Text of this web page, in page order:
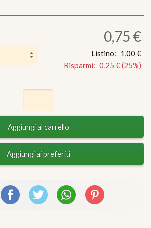
0,75 €
Listino: 1,00 €
Risparmi: 0,25 €(25%)
FacebookX (Twitter)WhatsAppPinterest